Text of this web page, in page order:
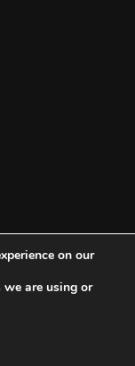
on our
are using or